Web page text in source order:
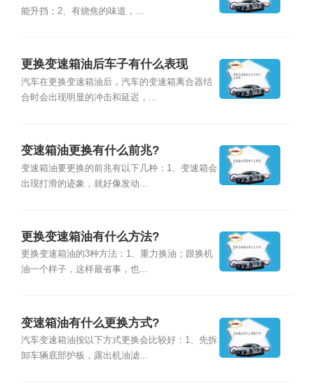
能升挡；2、有烧焦的味道，...
更换变速箱油后车子有什么表现
汽车在更换变速箱油后，汽车的变速箱离合器结
合时会出现明显的冲击和延迟，...
变速箱油更换有什么前兆?
变速箱油要更换的前兆有以下几种：1、变速箱会
出现打滑的迹象，就好像发动...
更换变速箱油有什么方法?
更换变速箱油的3种方法：1、重力换油；跟换机
油一个样子，这样最省事，也...
变速箱油有什么更换方式?
汽车变速箱油按以下方式更换会比较好：1、先拆
卸车辆底部护板，露出机油滤...